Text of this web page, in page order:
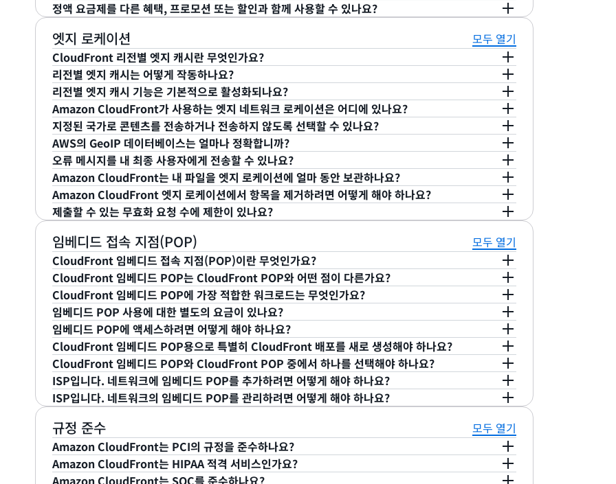
팅 및 데이터베이스 비용을 줄입니다. 엣지 로케이션 또는 리전 엣지 캐시에서 캐싱된 콘텐츠를 제공하
고, 중복 요청을 줄이고, 악의적이고 원치 않는 트래픽이 백엔드 서비스에 도달하기 전에 차단합니다.
즉, 사용량을 기준으로 요금이 청구되는 애플리케이션 서버, 데이터베이스, 기타 AWS 서비스에 도달하
는 요청이 줄어들어 비용이 절감됩니다.
마지막으로, 각 요금제에는 AWS 계정의 표준 스토리지 사용량을 충당할 수 있는 Amazon S3 스토리
지 크레딧이 포함됩니다.
이러한 절감 효과를 극대화하려면 CloudFront의 트래픽만 수락하도록 AWS 오리진을 구성하세요.
S3의 경우 프라이빗 버킷과 함께 오리진 액세스 제어(OAC)를 사용하여 지정된 CloudFront 배포에 대
한 액세스 권한을 부여할 수 있습니다. 프라이빗 서브넷의 Application Load Balancer, Network
Load Balancer 및 Amazon EC2 인스턴스의 경우 VPC 오리진을 사용하여 지정된 CloudFront 배포
에 대한 액세스를 제한하세요.
CloudFront 프리 티어는 이와 달리 종량제 요금이 적용되는 CloudFront 사용량에만 적용됩니다. 계
용량에 대해서는 표준 종량제 요금이 청구됩니다. 또한 WAF, DNS, DDoS 보호 등 요금제에 포함된 기
타 서비스는 개별 사용량에 따라 별도로 청구됩니다.
주기가 끝날 때까지 정액 요금이 유지됩니다. 그러면 다음 청구 주기가 시작될 때, 배포판 및 모든 관련
요금제 리소스가 종량제 요금으로 전환됩니다.
요금제 가입 및 업그레이드는 일할 요금으로 청구되며, 사용량도 비례하여 제공됩니다.
용량의 50%, 80%, 100% 에 도달하면 자동 이메일 알림을 받게 됩니다.
새 CloudFront 배포를 생성할 때 정액 요금제를 선택하거나 기존 배포를 종량제 요금에서 전환할 수
있습니다. 애플리케이션 요구 사항에 따라 월 0 USD부터 시작하는 요금제 중에서 선택할 수 있습니다.
요금제는 CloudFront 콘솔을 통해 구성할 수 있습니다.
정액 요금제를 다른 혜택, 프로모션 또는 할인과 함께 사용할 수 있나요?
Amazon CloudFront 정액 요금제는 다른 제안, 프로모션 또는 할인과 함께 사용할 수 없습니다.
엣지 로케이션
모두 열기
CloudFront 리전별 엣지 캐시란 무엇인가요?
CloudFront는 엣지 로케이션이라고 하는 전 세계 데이터 센터의 네트워크를 통해 콘텐츠를 제공합니
다. 리전별 엣지 캐시는 최종 사용자에게 콘텐츠를 직접 제공하는 글로벌 엣지 로케이션과 오리진 웹 서
버 사이에 위치해 있습니다. 이러한 특성은 오리진 리소스의 규모 조정에 따른 운영 부담 및 비용을 줄
이면서, 최종 사용자의 성능을 높이는 데에도 효과적입니다.
리전별 엣지 캐시는 어떻게 작동하나요?
Amazon CloudFront에는 최종 사용자와 가까운 곳에서 추가 캐싱을 제공하는 전 세계적으로 분포된
여러리전별 엣지 캐시(REC)가 있습니다. 리전별 엣지 캐시는 최종 사용자에게 콘텐츠를 직접 제공하
는AWS 엣지 로케이션과 오리진 웹 서버 사이에 위치합니다. 캐시된 객체의 사용 빈도가 줄어들면 개별
엣지 로케이션에서 해당 객체를 제거하여 더 널리 사용되는 콘텐츠를 위한 공간을 확보할 수 있습니다.
리전별 엣지 캐시는 개별 엣지 로케이션보다 캐시 대역이 크기 때문에, 캐시에 객체를 더 오래 보관할
수 있습니다. 이를 통해 더 많은 콘텐츠를 최종 사용자와 가까운 거리가 유지할 수 있으므로
CloudFront가 오리진 웹서버로 돌아가야 할 필요성이 줄어들고 최종 사용자를 위한 전반적인 성능도
향상됩니다. 예를 들어, 이제 유럽의 CloudFront 엣지 로케이션은 오리진 웹 서버로 돌아가기 전에 프
랑크푸르트의 리전별 엣지 캐시로 이동하여 객체를 가져옵니다. 리전별 엣지 캐시 로케이션은 S3, EC2
또는 사용자 지정 오리진과 같은 모든 오리진에서 사용할 수 있습니다. 애플리케이션 오리진을 현재 호
스팅하는 리전에서는 REC를 건너뜁니다.
리전별 엣지 캐시 기능은 기본적으로 활성화되나요?
예. 이 기능은 현재 신규 및 기존 CloudFront 배포에서 기본적으로 활성화되어 있으므로 CloudFront
배포를 변경할 필요는 없습니다. 이 기능을 사용하는 데 따른 추가 요금은 없습니다.
Amazon CloudFront가 사용하는 엣지 네트워크 로케이션은 어디에 있나요?
Amazon CloudFront는 엣지 로케이션과 리전별 엣지 캐시로 구성된 글로벌 네트워크를 사용하여 콘
텐츠를 전송합니다.여기에서 Amazon CloudFront 위치가 나와 있는 전체 목록을 확인할 수 있습니
다.
지정된 국가로 콘텐츠를 전송하거나 전송하지 않도록 선택할 수 있나요?
예. 지역 제한 기능을 사용하면 특정 국가의 사용자만 내 콘텐츠에 액세스하도록 지정할 수 있습니다.
또한, 특정 국가의 사용자가 내 콘텐츠에 액세스할 수 없도록 지정할 수도 있습니다. 어떤 방식을 사용
하든 CloudFront는 제한된 국가에서 액세스를 요청한 최종 사용자에게 HTTP 상태 코드 403(금지됨)
을 표시합니다.
AWS의 GeoIP 데이터베이스는 얼마나 정확합니까?
국가/지역 검색 데이터베이스의 IP 주소 정확도는 리전에 따라 다릅니다. 최근에 진행한 테스트에 따르
면 국가 매핑에 대한 IP 주소의 전체적인 정확도는 99.8%입니다.
오류 메시지를 내 최종 사용자에게 전송할 수 있나요?
예. 다양한 HTTP 4xx 및 5xx 오류 응답을 위해 나만의 브랜드와 콘텐츠가 포함된 사용자 지정 오류 메
시지(예: HTML 파일 또는 .jpg 그래픽)를 생성할 수 있습니다. 메시지를 생성한 다음, 오리진이
Amazon CloudFront에 지정된 오류 중 하나를 반환할 때 사용자 지정 오류 메시지를 반환하도록
CloudFront를 구성하면 됩니다.
Amazon CloudFront는 내 파일을 엣지 로케이션에 얼마 동안 보관하나요?
캐시 제어 헤더를 설정하지 않을 경우, 기본적으로 각 엣지 로케이션은 해당 파일에 변경 사항이 있는지
오리진을 확인한 후 24시간이 지나 업데이트 확인 요청을 받을 때마다 파일의 업데이트된 버전이 있는
지 확인합니다. 이 시간을 “만료 기간”이라고 합니다. 오리진의 파일에 캐시 제어 헤더를 설정하여 이
만료 기간을 최소 0초 또는 원하는 시간으로 설정할 수 있습니다. Amazon CloudFront는 이러한 캐
시 제어 헤더를 사용하여 오리진에서 해당 파일의 업데이트된 버전이 있는지 확인해야 하는 빈도를 결
정할 수 있습니다. 만료 기간이 0초로 설정된 경우 Amazon CloudFront는 모든 요청을 오리진 서버
에서 다시 확인합니다. 파일이 자주 변경되지 않을 경우 만료 기간을 길게 설정하고 버전 관리 시스템을
구현하여 파일에 대한 업데이트를 관리하는 것이 좋습니다.
Amazon CloudFront 엣지 로케이션에서 항목을 제거하려면 어떻게 해야 하나요?
엣지 로케이션에서 파일을 제거할 수 있는 여러 가지 방법이 있습니다. 오리진에서 파일을 삭제해도 되
고, 엣지 로케이션의 콘텐츠가 각 객체의 HTTP 헤더에 정의된 만료 기간에 도달하면 제거됩니다. 위험
하거나 유해한 자료를 지정된 만료 기간 전에 제거해야 하는 경우 Invalidation API를 사용해 모든
Amazon CloudFront 엣지 로케이션에서 객체를 제거할 수 있습니다.여기에서 무효화 요청에 대한
요금을 확인할 수 있습니다.
제출할 수 있는 무효화 요청 수에 제한이 있나요?
개별적으로 객체를 무효화할 경우, 진행 중인 배포마다 한 번에 최대 3,000개의 객체에 대한 무효화 요
청을 제출할 수 있습니다. 최대 3,000개의 객체에 대한 무효화 요청 1회나 객체에 대한 최대 3,000개의
요청 또는 3,000개 객체를 초과하지 않는 선에서 이 둘을 조합하여 제출할 수 있습니다.
* 와일드카드를 사용하는 경우 진행 중인 경로에 대해 한 번에 최대 15개까지 무효화 요청을 할 수 있습
니다. 진행 중인 배포마다 한번에 최대 3,000개의 개별 객체에 대한 무효화 요청이 가능합니다. 와일드
카드 무효화 요청 제한은 개별적인 객체 무효화 제한과 관계가 없습니다. 이 한도를 초과하는 경우 추가
무효화 요청을 제출하면 이전 요청 중 하나가 완료될 때까지 오류가 수신됩니다.
예기치 않은 상황에서만 무효화를 사용해야 합니다. 파일을 캐시에서 자주 제거해야 한다는 것을 사전
에 알고 있다면 파일에 대해 버전 관리 시스템을 구현하거나, 만료 기간을 짧게 설정하는 것이 좋습니
다.
임베디드 접속 지점(POP)
모두 열기
CloudFront 임베디드 접속 지점(POP)이란 무엇인가요?
CloudFront 임베디드 접속 지점(POP)은 인터넷 서비스 제공업체(ISP) 및 모바일 네트워크 사업자
(MNO) 네트워크 내에서 최종 사용자에게 가장 가깝게 배포되는 CloudFront 인프라 유형입니다. 임
베디드 POP는 대규모 라이브 스트리밍 이벤트, 비디오 온디맨드(VOD) 및 게임 다운로드를 제공하도
록 맞춤 제작되었습니다. 이러한 임베디드 POP는 Amazon에서 소유하고 운영하며, ISP/MNO 네트워
크의 라스트 마일에 배포되어 최종 사용자를 콘텐츠 소스에 연결하는 혼잡한 네트워크에서 용량 병목
현상을 방지함으로써 성능을 개선합니다.
CloudFront 임베디드 POP는 CloudFront POP와 어떤 점이 다른가요?
CloudFront 임베디드 POP는 배포 위치 및 전송하는 콘텐츠 측면에서 CloudFront POP와 다릅니다.
CloudFront 임베디드 POP는 AWS 네트워크 내에 배포되는 CloudFront POP와 달리 ISP 및 MNO
네트워크에 직접 배포됩니다. 임베디드 POP는 비디오 스트림 및 게임 다운로드 같은 대규모의 캐시 가
능한 트래픽을 전송하기 위해 특별히 구축된 반면, CloudFront POP는 캐시 가능한 콘텐츠와 동적 콘
텐츠를 둘 다 포함하는 다양한 워크로드를 전송하도록 설계되었습니다.
CloudFront 임베디드 POP에 가장 적합한 워크로드는 무엇인가요?
CloudFront 임베디드 POP는 대규모 라이브 비디오 스트리밍, 비디오 온디맨드, 게임 다운로드 등 수
많은 최종 사용자가 동시에 액세스하는 캐시 가능한 콘텐츠를 전송하도록 설계되었습니다.
임베디드 POP 사용에 대한 별도의 요금이 있나요?
아니요. CloudFront 임베디드 POP를 사용하는 데 따른 추가 요금은 없습니다.
임베디드 POP에 액세스하려면 어떻게 해야 하나요?
임베디드 POP는 캐시 가능한 대규모 트래픽을 전송하기 위한 옵트인 기능입니다. AWS 영업 담당자에
게 문의하여 임베디드 POP가 현재 워크로드에 적합한지 평가하세요.
CloudFront 임베디드 POP용으로 특별히 CloudFront 배포를 새로 생성해야 하나요?
아니요. 임베디드 POP용으로 특별히 배포를 새로 생성할 필요는 없습니다. 워크로드가 적합하다면 요
청 시 CloudFront가 기존 배포에 임베디드 POP를 활성화합니다.
CloudFront 임베디드 POP와 CloudFront POP 중에서 하나를 선택해야 하나요?
콘텐츠 전송을 위해 CloudFront 임베디드 POP 또는 CloudFront POP 중에서 하나를 선택할 필요는
없습니다. CloudFront 배포에 임베디드 POP를 활성화하면 CloudFront의 라우팅 시스템은
CloudFront POP와 임베디드 POP를 둘 다 동적으로 활용하여 콘텐츠를 전송함으로써 최종 사용자에
게 최적의 성능을 보장합니다.
ISP입니다. 네트워크에 임베디드 POP를 추가하려면 어떻게 해야 하나요?
네트워크 내에 임베디드 POP를 배포하려면AWS에 문의하세요.
ISP입니다. 네트워크의 임베디드 POP를 관리하려면 어떻게 해야 하나요?
임베디드 POP 포털을 사용하여 네트워크 내에 배포된 임베디드 POP를 관리할 수 있습니다. 임베디드
POP 포털은 AWS Interconnect Portal과 통합되며 이러한 POP의 전체 수명 주기에 연결된 다양한
태스크를 셀프 서비스 방식으로 손쉽게 수행할 수 있는 통합 인터페이스를 제공합니다. 새 어플라이언
스 요청, 요청 진행 상황 추적, 성능 통계 모니터링, 지원 요청 등의 태스크가 여기에 포함됩니다.
규정 준수
모두 열기
Amazon CloudFront는 PCI의 규정을 준수하나요?
Amazon CloudFront는(CloudFront 임베디드 POP를 통한 콘텐츠 전송은 제외) 서비스 공급업체가
Amazon CloudFront는 HIPAA 적격 서비스인가요?
Amazon CloudFront는 SOC를 준수하나요?